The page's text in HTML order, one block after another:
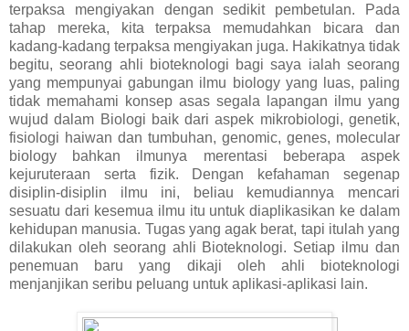
terpaksa mengiyakan dengan sedikit pembetulan. Pada
tahap mereka, kita terpaksa memudahkan bicara dan
kadang-kadang terpaksa mengiyakan juga. Hakikatnya tidak
begitu, seorang ahli bioteknologi bagi saya ialah seorang
yang mempunyai gabungan ilmu biology yang luas, paling
tidak memahami konsep asas segala lapangan ilmu yang
wujud dalam Biologi baik dari aspek mikrobiologi, genetik,
fisiologi haiwan dan tumbuhan, genomic, genes, molecular
biology bahkan ilmunya merentasi beberapa aspek
kejuruteraan serta fizik. Dengan kefahaman segenap
disiplin-disiplin ilmu ini, beliau kemudiannya mencari
sesuatu dari kesemua ilmu itu untuk diaplikasikan ke dalam
kehidupan manusia. Tugas yang agak berat, tapi itulah yang
dilakukan oleh seorang ahli Bioteknologi. Setiap ilmu dan
penemuan baru yang dikaji oleh ahli bioteknologi
menjanjikan seribu peluang untuk aplikasi-aplikasi lain.